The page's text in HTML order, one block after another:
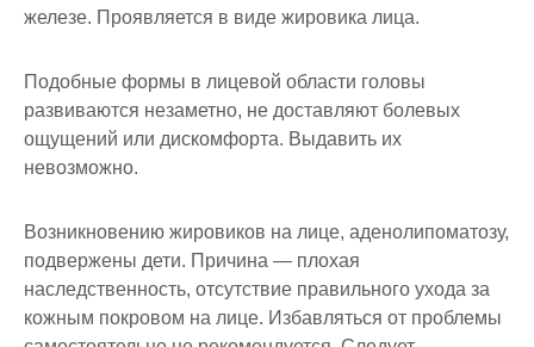
железе. Проявляется в виде жировика лица.
Подобные формы в лицевой области головы
развиваются незаметно, не доставляют болевых
ощущений или дискомфорта. Выдавить их
невозможно.
Возникновению жировиков на лице, аденолипоматозу,
подвержены дети. Причина — плохая
наследственность, отсутствие правильного ухода за
кожным покровом на лице. Избавляться от проблемы